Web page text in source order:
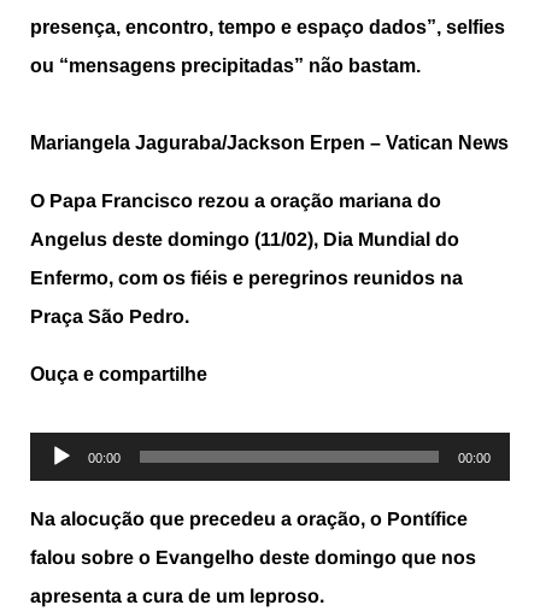
presença, encontro, tempo e espaço dados”, selfies
ou “mensagens precipitadas” não bastam.
Mariangela Jaguraba/Jackson Erpen – Vatican News
O Papa Francisco rezou a oração mariana do
Angelus deste domingo (11/02), Dia Mundial do
Enfermo, com os fiéis e peregrinos reunidos na
Praça São Pedro.
Ouça e compartilhe
Tocador
áudio
00:00 00:00
Na alocução que precedeu a oração, o Pontífice
falou sobre o Evangelho deste domingo que nos
apresenta a cura de um leproso.